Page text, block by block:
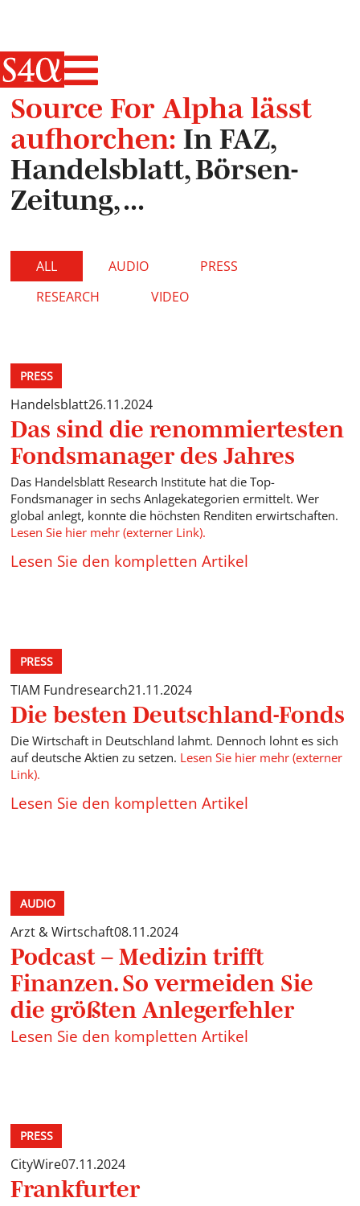
Haupt-
Source For Alpha lässt
aufhorchen:In FAZ,
Handelsblatt, Börsen-
Zeitung, ...
AUDIO
PRESS
RESEARCH
VIDEO
ALL
PRESS
Handelsblatt26.11.2024
Das sind die renommiertesten
Fondsmanager des Jahres
Das Handelsblatt Research Institute hat die Top-
Fondsmanager in sechs Anlagekategorien ermittelt. Wer
global anlegt, konnte die höchsten Renditen erwirtschaften.
Lesen Sie hier mehr (externer Link).
Lesen Sie den kompletten Artikel
PRESS
TIAM Fundresearch21.11.2024
Die besten Deutschland-Fonds
Die Wirtschaft in Deutschland lahmt. Dennoch lohnt es sich
auf deutsche Aktien zu setzen. Lesen Sie hier mehr (externer
Link).
Lesen Sie den kompletten Artikel
AUDIO
Arzt & Wirtschaft08.11.2024
Podcast – Medizin trifft
Finanzen. So vermeiden Sie
die größten Anlegerfehler
Lesen Sie den kompletten Artikel
PRESS
CityWire07.11.2024
Frankfurter